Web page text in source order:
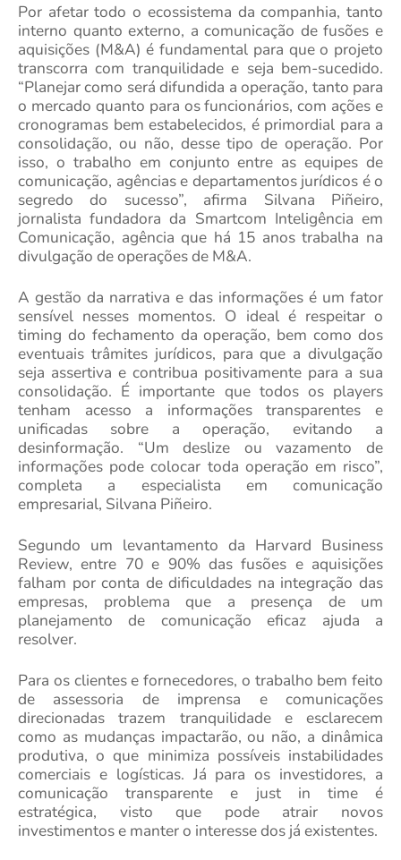
Por afetar todo o ecossistema da companhia, tanto
interno quanto externo, a comunicação de fusões e
aquisições (M&A) é fundamental para que o projeto
transcorra com tranquilidade e seja bem-sucedido.
“Planejar como será difundida a operação, tanto para
o mercado quanto para os funcionários, com ações e
cronogramas bem estabelecidos, é primordial para a
consolidação, ou não, desse tipo de operação. Por
isso, o trabalho em conjunto entre as equipes de
comunicação, agências e departamentos jurídicos é o
segredo do sucesso”, afirma Silvana Piñeiro,
jornalista fundadora da Smartcom Inteligência em
Comunicação, agência que há 15 anos trabalha na
divulgação de operações de M&A.
A gestão da narrativa e das informações é um fator
sensível nesses momentos. O ideal é respeitar o
timing do fechamento da operação, bem como dos
eventuais trâmites jurídicos, para que a divulgação
seja assertiva e contribua positivamente para a sua
consolidação. É importante que todos os players
tenham acesso a informações transparentes e
unificadas sobre a operação, evitando a
desinformação. “Um deslize ou vazamento de
informações pode colocar toda operação em risco”,
completa a especialista em comunicação
empresarial, Silvana Piñeiro.
Segundo um levantamento da Harvard Business
Review, entre 70 e 90% das fusões e aquisições
falham por conta de dificuldades na integração das
empresas, problema que a presença de um
planejamento de comunicação eficaz ajuda a
resolver.
Para os clientes e fornecedores, o trabalho bem feito
de assessoria de imprensa e comunicações
direcionadas trazem tranquilidade e esclarecem
como as mudanças impactarão, ou não, a dinâmica
produtiva, o que minimiza possíveis instabilidades
comerciais e logísticas. Já para os investidores, a
comunicação transparente e just in time é
estratégica, visto que pode atrair novos
investimentos e manter o interesse dos já existentes.